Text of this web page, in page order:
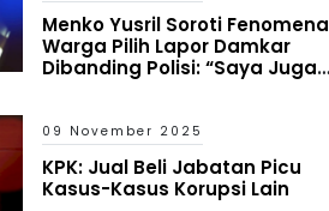
Menko Yusril Soroti Fenomena
Warga Pilih Lapor Damkar
Dibanding Polisi: “Saya Juga
09 November 2025
KPK: Jual Beli Jabatan Picu
Kasus-Kasus Korupsi Lain